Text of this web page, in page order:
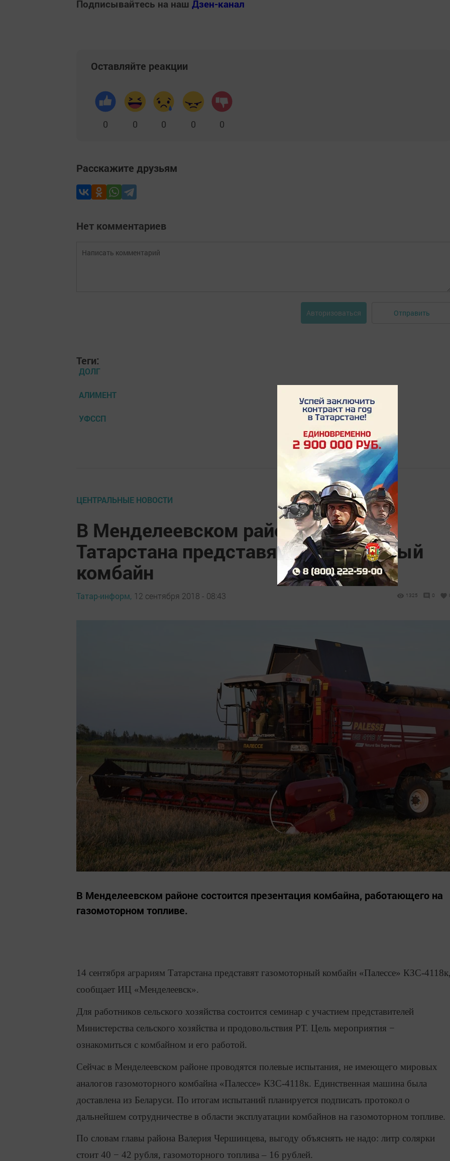
Подписывайтесь на наш Дзен-канал
Оставляйте реакции
0 0 0 0 0
Расскажите друзьям
Нет комментариев
Авторизоваться Отправить
Теги:
ДОЛГ
АЛИМЕНТ
УФССП
ЦЕНТРАЛЬНЫЕ НОВОСТИ
В Менделеевском районе аграриям
Татарстана представят газомоторный
комбайн
Татар-информ, 12 сентября 2018 - 08:43 1325 0
В Менделеевском районе состоится презентация комбайна, работающего на
газомоторном топливе.
14 сентября аграриям Татарстана представят газомоторный комбайн «Палессе» КЗС-
сообщает ИЦ «Менделеевск».
Для работников сельского хозяйства состоится семинар с участием представителей
Министерства сельского хозяйства и продовольствия РТ. Цель мероприятия −
ознакомиться с комбайном и его работой.
Сейчас в Менделеевском районе проводятся полевые испытания, не имеющего мировых
аналогов газомоторного комбайна «Палессе» КЗС-4118к. Единственная машина была
доставлена из Беларуси. По итогам испытаний планируется подписать протокол о
дальнейшем сотрудничестве в области эксплуатации комбайнов на газомоторном топливе.
По словам главы района Валерия Чершинцева, выгоду объяснять не надо: литр солярки
стоит 40 − 42 рубля, газомоторного топлива – 16 рублей.